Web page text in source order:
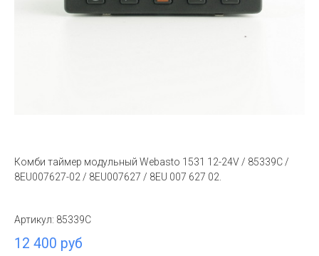
Комби таймер модульный Webasto 1531 12-24V / 85339C /
8EU007627-02 / 8EU007627 / 8EU 007 627 02.
Артикул: 85339C
12 400 руб